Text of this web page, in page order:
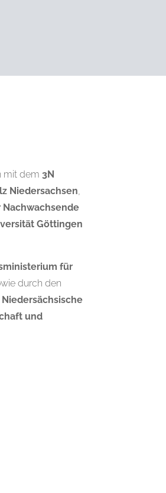
mit dem 3N
Niedersachsen,
Nachwachsende
Göttingen
für
durch den
Niedersächsische
und